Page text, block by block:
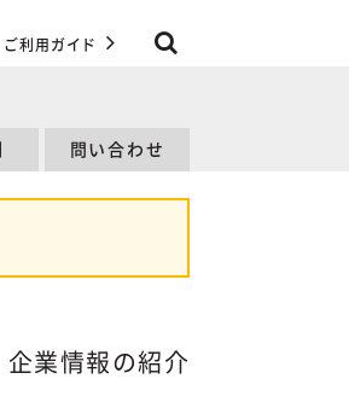
ご利用ガイド
問い合わせ
企業情報の紹介